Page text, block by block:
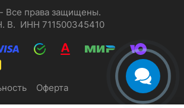
Все права защищены.
В. ИНН 711500345410
Оферта